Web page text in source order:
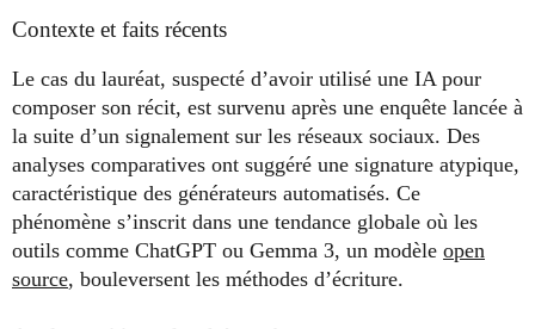
Contexte et faits récents
Le cas du lauréat, suspecté d’avoir utilisé une IA pour
composer son récit, est survenu après une enquête lancée à
la suite d’un signalement sur les réseaux sociaux. Des
analyses comparatives ont suggéré une signature atypique,
caractéristique des générateurs automatisés. Ce
phénomène s’inscrit dans une tendance globale où les
outils comme ChatGPT ou Gemma 3, un modèle open
source, bouleversent les méthodes d’écriture.